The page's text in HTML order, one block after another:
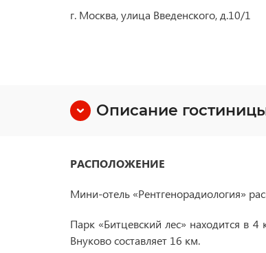
г. Москва, улица Введенского, д.10/1
Описание
РАСПОЛОЖЕНИЕ
Мини-отель «Рентгенорадиология»
Парк «Битцевский лес» находится в
Внуково составляет 16 км.